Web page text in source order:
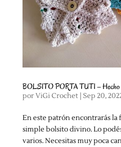
BOLSITO PORTA TUTI – Hecho
porViGi Crochet| Sep 20,
En este patrón encontrarás la
simple bolsito divino. Lo
varios. Necesitas muy poca